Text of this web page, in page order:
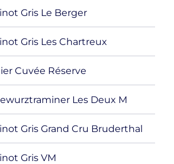
Gris Le Berger
Gris Les Chartreux
Cuvée Réserve
Les Deux M
Gris Grand Cru Bruderthal
Gris VM